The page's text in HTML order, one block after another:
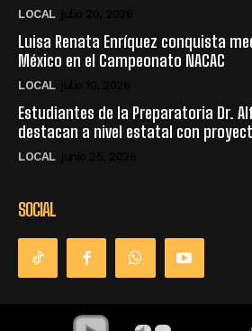
LOCAL
Luisa Renata Enríquez conquista
México en el Campeonato NACAC
LOCAL
Estudiantes de la Preparatoria Dr.
destacan a nivel estatal con
LOCAL
SOCIAL